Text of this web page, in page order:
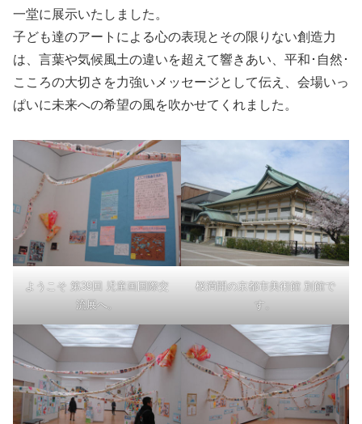
一堂に展示いたしました。
子ども達のアートによる心の表現とその限りない創造力
は、言葉や気候風土の違いを超えて響きあい、平和･自然･
こころの大切さを力強いメッセージとして伝え、会場いっ
ぱいに未来への希望の風を吹かせてくれました。
ようこそ 第39回 児童画国際交
流展へ。
桜満開の京都市美術館 別館で
す。